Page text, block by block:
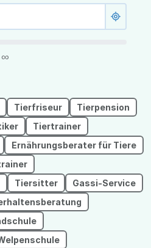
∞
Tierfriseur
Tierpension
Tiertrainer
Ernährungsberater für Tiere
Tiersitter
Gassi-Service